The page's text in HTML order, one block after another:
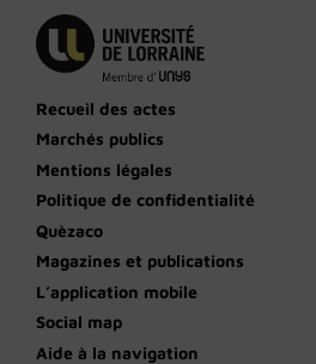
Recueil des actes
Marchés publics
Mentions légales
Politique de confidentialité
Quèzaco
Magazines et publications
L’application mobile
Social map
Aide à la navigation